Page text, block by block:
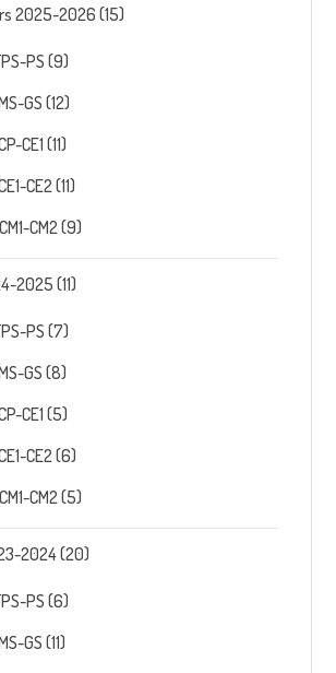
2025-2026 (15)
PS (9)
GS (12)
CE1 (11)
CE2(11)
CM2(9)
2025 (11)
PS (7)
GS (8)
CE1 (5)
CE2(6)
CM2(5)
2024(20)
PS (6)
GS (11)